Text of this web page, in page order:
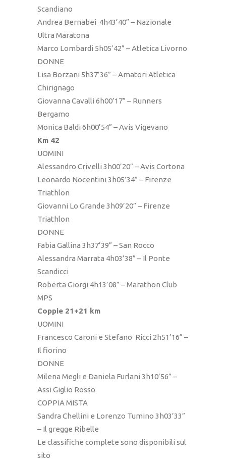
Scandiano
Andrea Bernabei 4h43’40” – Nazionale
Ultra Maratona
Marco Lombardi 5h05’42” – Atletica Livorno
DONNE
Lisa Borzani 5h37’36” – Amatori Atletica
Chirignago
Giovanna Cavalli 6h00’17” – Runners
Bergamo
Monica Baldi 6h00’54” – Avis Vigevano
Km 42
UOMINI
Alessandro Crivelli 3h00’20” – Avis Cortona
Leonardo Nocentini 3h05’34” – Firenze
Triathlon
Giovanni Lo Grande 3h09’20” – Firenze
Triathlon
DONNE
Fabia Gallina 3h37’39” – San Rocco
Alessandra Marrata 4h03’38” – Il Ponte
Scandicci
Roberta Giorgi 4h13’08” – Marathon Club
MPS
Coppie 21+21 km
UOMINI
Francesco Caroni e Stefano Ricci 2h51’16” –
Il fiorino
DONNE
Milena Megli e Daniela Furlani 3h10’56” –
Assi Giglio Rosso
COPPIA MISTA
Sandra Chellini e Lorenzo Tumino 3h03’33”
– Il gregge Ribelle
Le classifiche complete sono disponibili sul
sito